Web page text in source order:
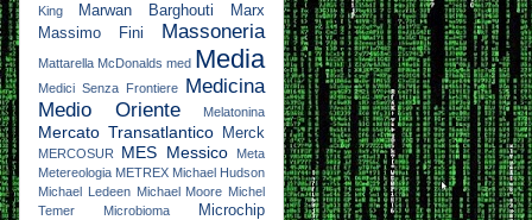
King
Marwan Barghouti
Marx
Massimo Fini
Massoneria
Mattarella McDonalds med Media
Medici Senza Frontiere Medicina
Medio Oriente
Melatonina
Mercato Transatlantico Merck
MERCOSUR MES Messico
Meta
Metereologia METREX Michael Hudson
Michael Ledeen Michael Moore Michel
Temer
Microbioma Microchip